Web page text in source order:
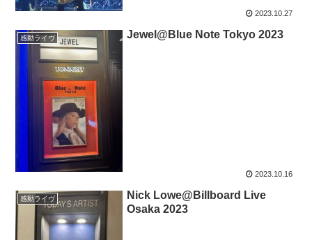
2023.10.27
感動ライヴ Jewel@Blue Note Tokyo 2023
2023.10.16
感動ライヴ
Nick Lowe@Billboard Live
Osaka 2023